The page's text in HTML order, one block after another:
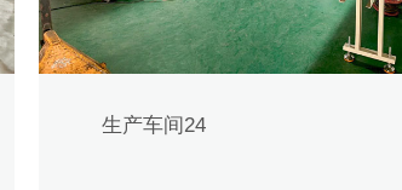
生产车间24